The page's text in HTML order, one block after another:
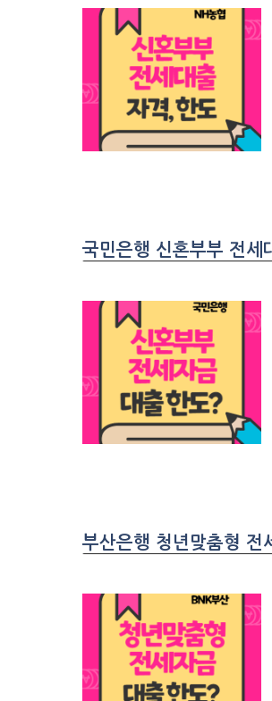
국민은행 신혼부부 전세
부산은행 청년맞춤형 전